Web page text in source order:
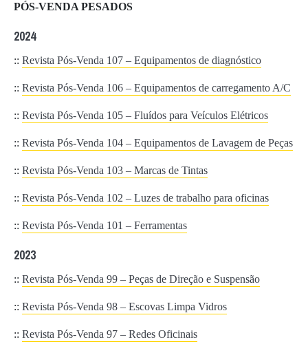
PÓS-VENDA PESADOS
2024
:: Revista Pós-Venda 107 – Equipamentos de diagnóstico
:: Revista Pós-Venda 106 – Equipamentos de carregamento A/C
:: Revista Pós-Venda 105 – Fluídos para Veículos Elétricos
:: Revista Pós-Venda 104 – Equipamentos de Lavagem de Peças
:: Revista Pós-Venda 103 – Marcas de Tintas
:: Revista Pós-Venda 102 – Luzes de trabalho para oficinas
:: Revista Pós-Venda 101 – Ferramentas
2023
:: Revista Pós-Venda 99 – Peças de Direção e Suspensão
:: Revista Pós-Venda 98 – Escovas Limpa Vidros
:: Revista Pós-Venda 97 – Redes Oficinais